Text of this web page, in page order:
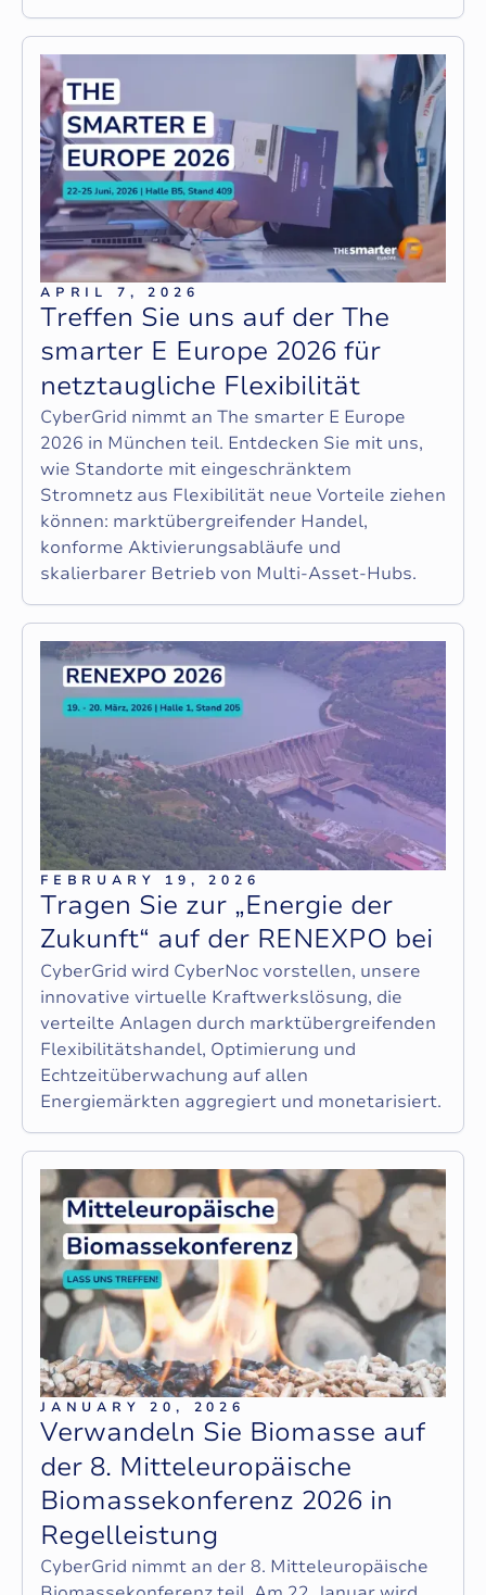
APRIL 7, 2026
Treffen Sie uns auf der The
smarter E Europe 2026 für
netztaugliche Flexibilität
CyberGrid nimmt an The smarter E Europe
2026 in München teil. Entdecken Sie mit uns,
wie Standorte mit eingeschränktem
Stromnetz aus Flexibilität neue Vorteile ziehen
können: marktübergreifender Handel,
konforme Aktivierungsabläufe und
skalierbarer Betrieb von Multi-Asset-Hubs.
FEBRUARY 19, 2026
Tragen Sie zur „Energie der
Zukunft“ auf der RENEXPO bei
CyberGrid wird CyberNoc vorstellen, unsere
innovative virtuelle Kraftwerkslösung, die
verteilte Anlagen durch marktübergreifenden
Flexibilitätshandel, Optimierung und
Echtzeitüberwachung auf allen
Energiemärkten aggregiert und monetarisiert.
JANUARY 20, 2026
Verwandeln Sie Biomasse auf
der 8. Mitteleuropäische
Biomassekonferenz 2026 in
Regelleistung
CyberGrid nimmt an der 8. Mitteleuropäische